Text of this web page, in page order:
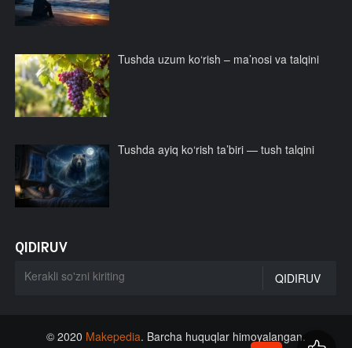
Tushda uzum ko‘rish – ma’nosi va talqini
Tushda ayiq ko‘rish ta’biri — tush talqini
QIDIRUV
© 2020 Makepedia. Barcha huquqlar himoyalangan.